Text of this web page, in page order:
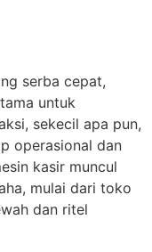
serba cepat,
untuk
sekecil apa pun,
operasional dan
kasir muncul
mulai dari toko
dan ritel